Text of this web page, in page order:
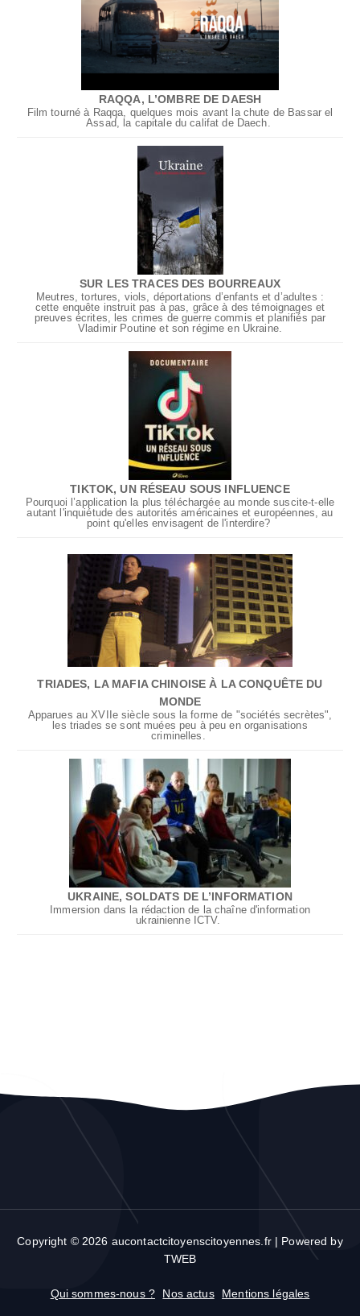
RAQQA, L’OMBRE DE DAESH
Film tourné à Raqqa, quelques mois avant la chute de Bassar el
Assad, la capitale du califat de Daech.
SUR LES TRACES DES BOURREAUX
Meutres, tortures, viols, déportations d’enfants et d’adultes :
cette enquête instruit pas à pas, grâce à des témoignages et
preuves écrites, les crimes de guerre commis et planifiés par
Vladimir Poutine et son régime en Ukraine.
TIKTOK, UN RÉSEAU SOUS INFLUENCE
Pourquoi l’application la plus téléchargée au monde suscite-t-elle
autant l'inquiétude des autorités américaines et européennes, au
point qu'elles envisagent de l'interdire?
TRIADES, LA MAFIA CHINOISE À LA CONQUÊTE DU
MONDE
Apparues au XVIIe siècle sous la forme de "sociétés secrètes",
les triades se sont muées peu à peu en organisations
criminelles.
UKRAINE, SOLDATS DE L’INFORMATION
Immersion dans la rédaction de la chaîne d'information
ukrainienne ICTV.
Copyright © 2026 aucontactcitoyenscitoyennes.fr | Powered by
TWEB
Qui sommes-nous ? Nos actus Mentions légales